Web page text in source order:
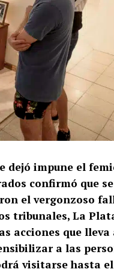
dejó impune el
confirmó que
el vergonzoso
tribunales, La
acciones que
a las
visitarse hasta el